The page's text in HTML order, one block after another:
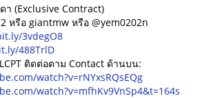
(Exclusive Contract)
หรือ giantmw หรือ @yem0202n
3vdegO8
488TrlD
ติดต่อตาม Contact ด้านบน:
watch?v=rNYxsRQsEQg
watch?v=mfhKv9VnSp4&t=164s